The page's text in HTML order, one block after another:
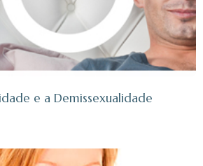
e a Demissexualidade